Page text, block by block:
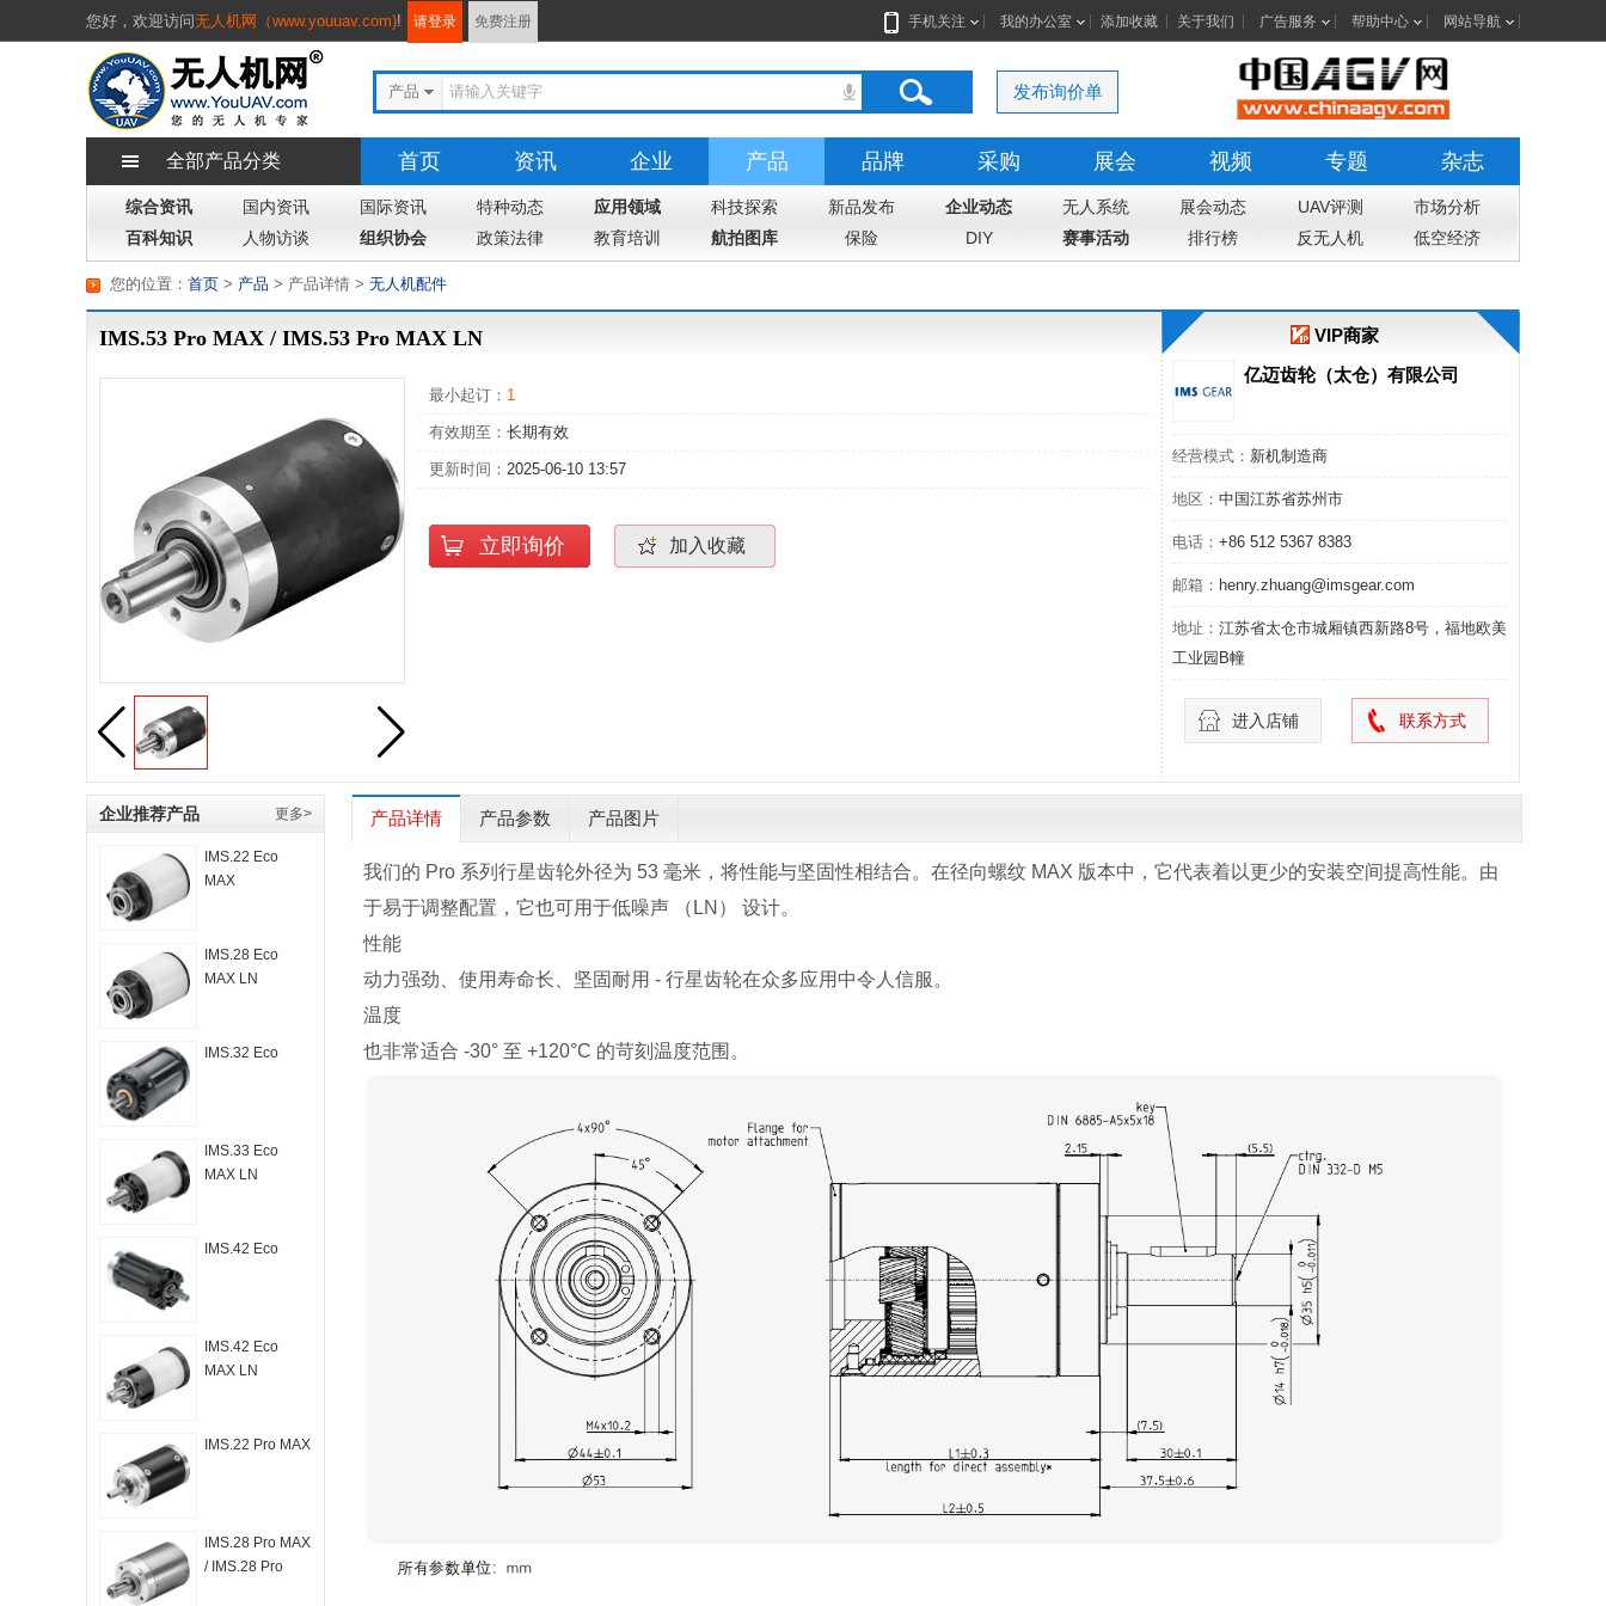
您好， 欢迎访问无人机网（www.youuav.com)! 请登录 免费注册 手机关注 我的办公室 添加收藏 关于我们 广告服务 帮助中心 网站导航
产品 发布询价单
全部产品分类 首页 资讯 企业 产品 品牌 采购 展会 视频 专题 杂志
综合资讯 国内资讯 国际资讯 特种动态 应用领域 科技探索 新品发布 企业动态 无人系统 展会动态 UAV评测
市场分析
百科知识
人物访谈 组织协会 政策法律 教育培训 航拍图库 保险 DIY 赛事活动 排行榜 反无人机 低空经济
您的位置： 首页 > 产品 > 无人机配件
> 产品详情
IMS.53 Pro MAX / IMS.53 Pro MAX LN
最小起订： 1
有效期至： 长期有效
更新时间： 2025-06-10 13:57
立即询价 加入收藏
VIP商家
亿迈齿轮（太仓）有限公司
经营模式： 新机制造商
地区： 中国江苏省苏州市
电话： +86 512 5367 8383
邮箱： henry.zhuang@imsgear.com
地址： 江苏省太仓市城厢镇西新路8号，福地欧美
工业园B幢
进入店铺 联系方式
企业推荐产品 更多>
IMS.22 Eco
MAX
IMS.28 Eco
MAX LN
IMS.32 Eco
IMS.33 Eco
MAX LN
IMS.42 Eco
IMS.42 Eco
MAX LN
IMS.22 Pro MAX
IMS.28 Pro MAX
/ IMS.28 Pro
产品详情 产品参数 产品图片
我们的 Pro 系列行星齿轮外径为 53 毫米，将性能与坚固性相结合。在径向螺纹 MAX 版本中，它代表着以更少的安装空间提高性能。由
于易于调整配置，它也可用于低噪声 （LN） 设计。
性能
动力强劲、使用寿命长、坚固耐用 - 行星齿轮在众多应用中令人信服。
温度
也非常适合 -30° 至 +120°C 的苛刻温度范围。